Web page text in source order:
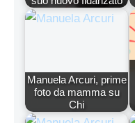
Manuela Arcuri, prime
foto da mamma su
Chi